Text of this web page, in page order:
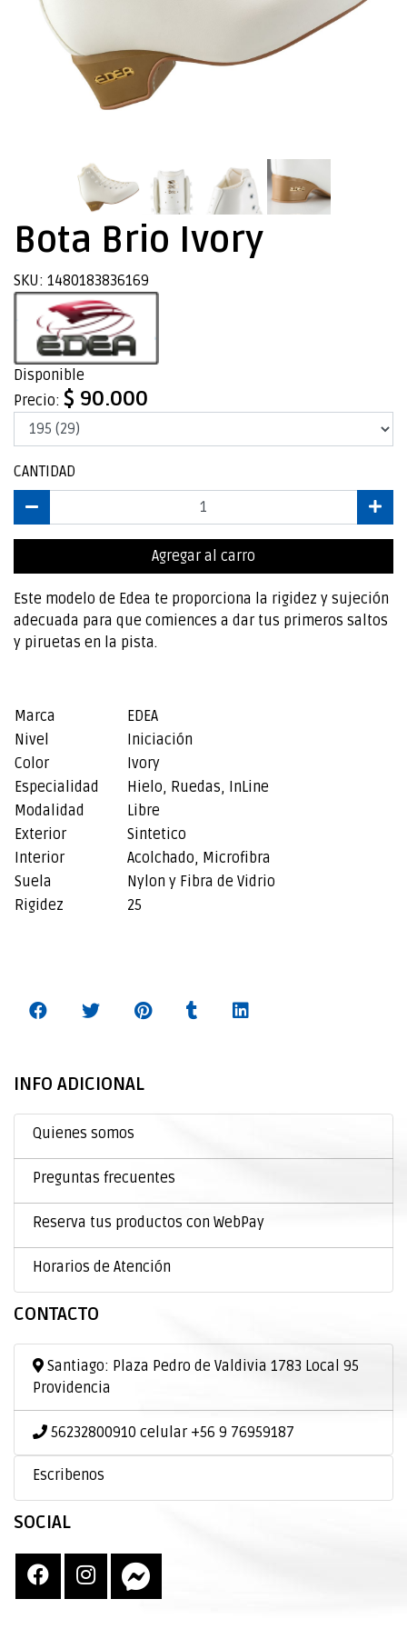
Bota Brio Ivory
SKU: 1480183836169
Disponible
Precio: $ 90.000
CANTIDAD
Agregar al carro
Este modelo de Edea te proporciona la rigidez y sujeción
adecuada para que comiences a dar tus primeros saltos
y piruetas en la pista.
Marca
EDEA
Nivel
Iniciación
Color
Ivory
Especialidad
Hielo, Ruedas, InLine
Modalidad
Libre
Exterior
Sintetico
Interior
Acolchado, Microfibra
Suela
Nylon y Fibra de Vidrio
Rigidez
25
INFO ADICIONAL
Quienes somos
Preguntas frecuentes
Reserva tus productos con WebPay
Horarios de Atención
CONTACTO
Santiago: Plaza Pedro de Valdivia 1783 Local 95
Providencia
56232800910 celular +56 9 76959187
Escribenos
SOCIAL